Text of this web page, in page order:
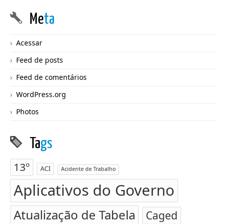
Meta
Acessar
Feed de posts
Feed de comentários
WordPress.org
Photos
Tags
13º ACI Acidente de Trabalho
Aplicativos do Governo
Atualização de Tabela Caged